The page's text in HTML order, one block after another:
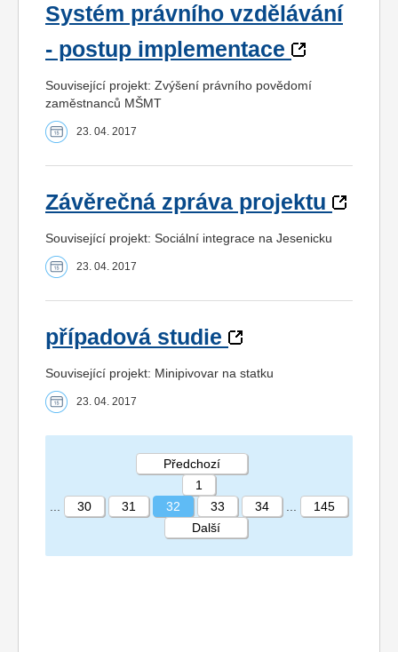
Systém právního vzdělávání
- postup implementace
Související projekt: Zvýšení právního povědomí
zaměstnanců MŠMT
23. 04. 2017
Závěrečná zpráva projektu
Související projekt: Sociální integrace na Jesenicku
23. 04. 2017
případová studie
Související projekt: Minipivovar na statku
23. 04. 2017
STRÁNKA 32 145
Předchozí
1
30 31 32 33 34
145
Další